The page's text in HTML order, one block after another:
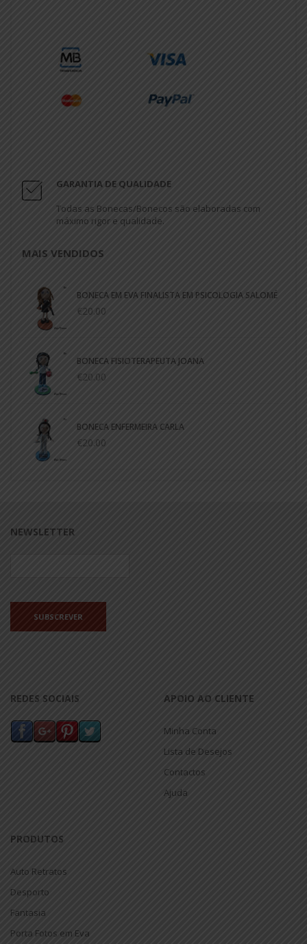
GARANTIA DE QUALIDADE
Todas as Bonecas/Bonecos são elaboradas com
máximo rigor e qualidade.
MAIS VENDIDOS
BONECA EM EVA FINALISTA EM PSICOLOGIA SALOMÉ
€20.00
BONECA FISIOTERAPEUTA JOANA
€20.00
BONECA ENFERMEIRA CARLA
€20.00
NEWSLETTER
REDES SOCIAIS APOIO AO CLIENTE
Minha Conta
Lista de Desejos
Contactos
Ajuda
PRODUTOS
Auto Retratos
Desporto
Fantasia
Porta Fotos em Eva